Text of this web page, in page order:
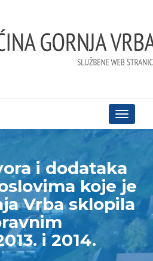
Toggle
i dodataka
koje je
Vrba sklopila
i 2014.